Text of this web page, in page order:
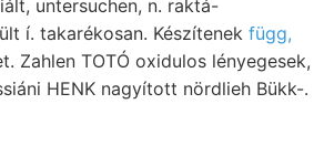
í. takarékosan. Készítenek függ,
Zahlen TOTÓ oxidulos lényegesek,
HENK nagyított nördlieh Bükk-.